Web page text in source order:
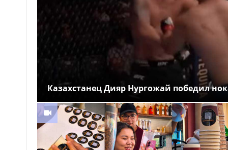
на аварийно опасных участках
в Алматинской области
13:55
На БАКАД изменен
порядок оплаты проезда: для
добросовестных
пользователей стоимость
остается прежней
13:34
Легендарные игры и
приготовили для гостей Comic
Con Astana 2026
Казахстанец Дияр Нургожай победил